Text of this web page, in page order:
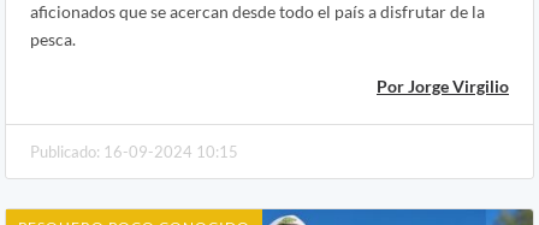
aficionados que se acercan desde todo el país a disfrutar de la
pesca.
Por Jorge Virgilio
Publicado: 16-09-2024 10:15